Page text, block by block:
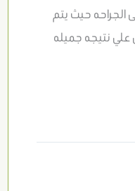
الجراحه حيث يتم
نتيجه جميله